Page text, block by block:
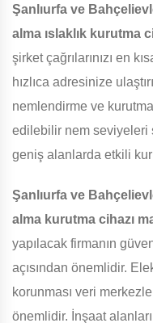
Şanlıurfa ve
alma ıslaklık kurutma
şirket çağrılarınızı en
hızlıca adresinize
nemlendirme ve
edilebilir nem seviyeleri
geniş alanlarda etkili
Şanlıurfa ve
alma kurutma cihazı
yapılacak firmanın
açısından önemlidir.
korunması veri
önemlidir. İnşaat